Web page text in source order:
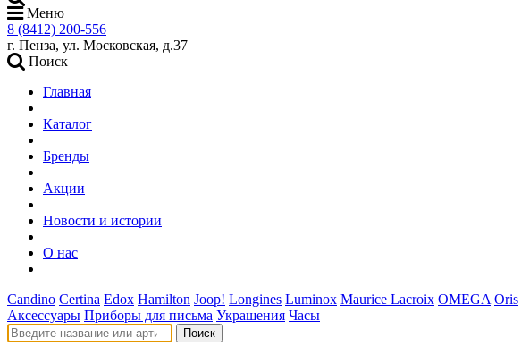
Меню
8 (8412) 200-556
г. Пенза, ул. Московская, д.37
Поиск
Главная
Каталог
Бренды
Акции
Новости и истории
О нас
Candino Certina Edox Hamilton Joop! Longines Luminox Maurice Lacroix OMEGA Oris
Аксессуары Приборы для письма Украшения Часы
Поиск